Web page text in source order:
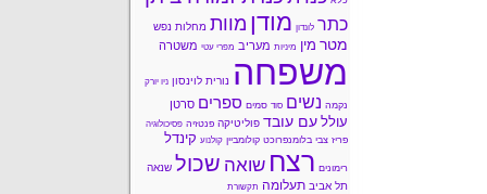
כתר לונדון מודן מוות מחלות נפש
מטר מין מיניות מעריב מפרי עטי משטרה
משפחה נורית לוינסון ניו יורק
נקמה נשים סוד סמים ספרים סרטן
עולל עם עובד פוליטיקה פנטזיה פסיכולוגיה
פריז צבי בלומנפרוכט קולומביין קולנוע קינדל
רימונים רצח שואה שכול שנאה
תל אביב תעלומה תקשורת